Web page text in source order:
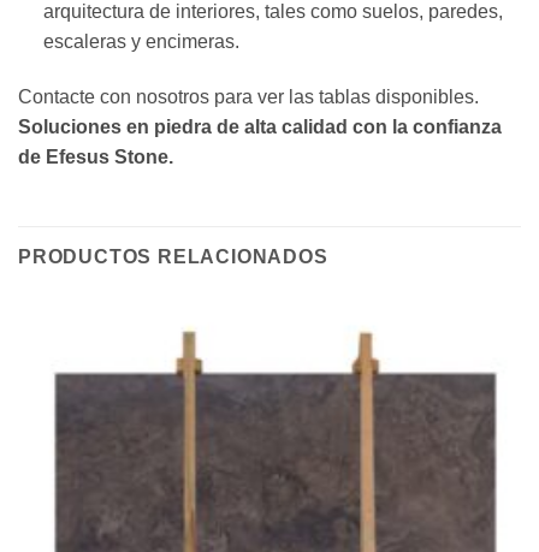
arquitectura de interiores, tales como suelos, paredes,
escaleras y encimeras.
Contacte con nosotros para ver las tablas disponibles.
Soluciones en piedra de alta calidad con la confianza
de Efesus Stone.
PRODUCTOS RELACIONADOS